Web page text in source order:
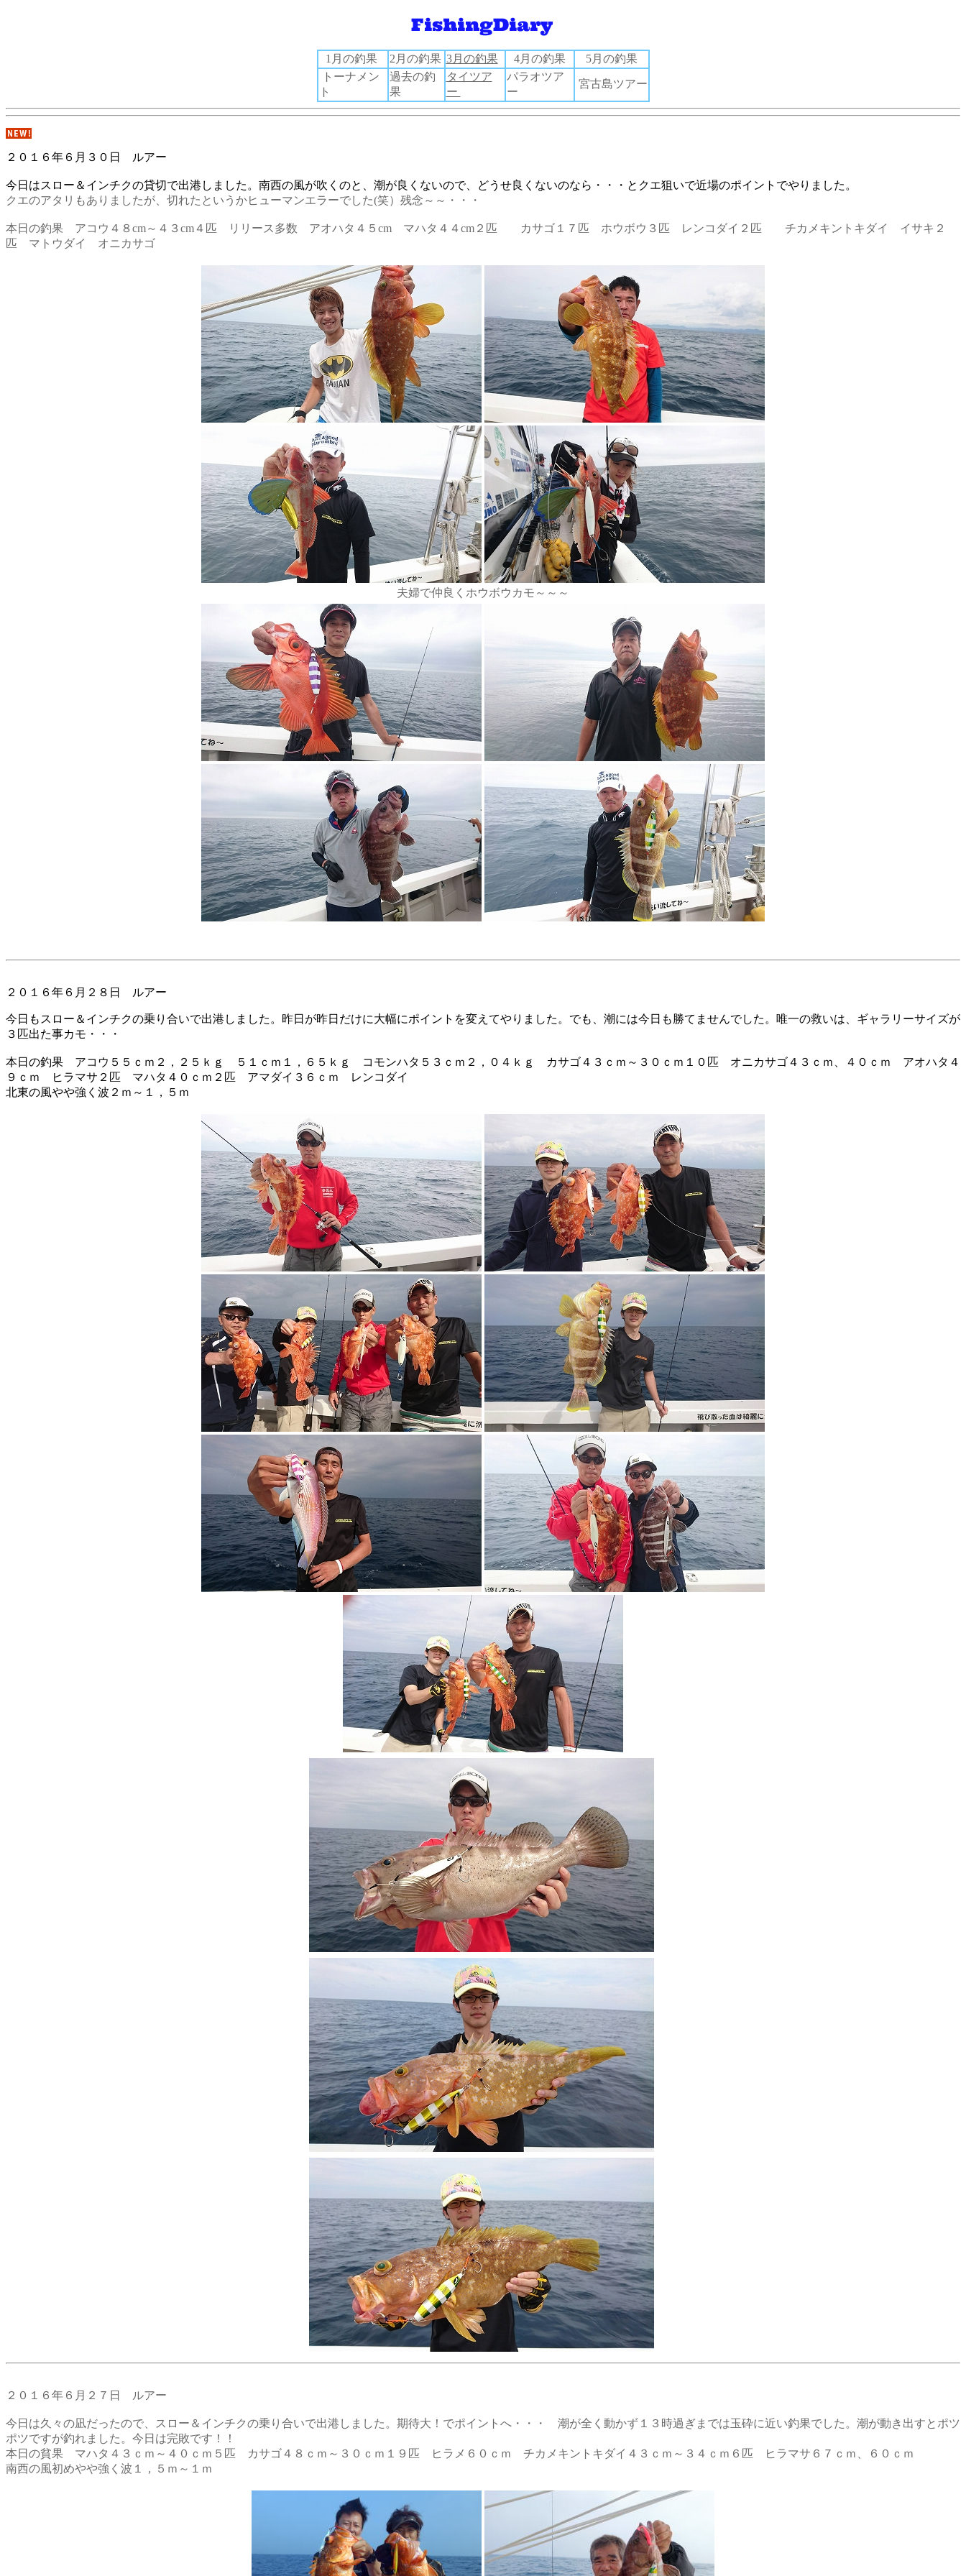
1月の釣果 2月の釣果 3月の釣果 4月の釣果
5月の釣果
トーナメン
ト
過去の釣
果
タイツア
ー
パラオツア
ー
宮古島ツアー
２０１６年６月３０日 ルアー
今日はスロー＆インチクの貸切で出港しました。南西の風が吹くのと、潮が良くないので、どうせ良くないのなら・・・とクエ狙いで近場のポイントでやりました。
クエのアタリもありましたが、切れたというかヒューマンエラーでした(笑）残念～～・・・
本日の釣果 アコウ４８cm～４３cm４匹 リリース多数 アオハタ４５cm マハタ４４cm２匹 カサゴ１７匹 ホウボウ３匹 レンコダイ２匹 チカメキントキダイ イサキ２
匹 マトウダイ オニカサゴ
夫婦で仲良くホウボウカモ～～～
２０１６年６月２８日 ルアー
今日もスロー＆インチクの乗り合いで出港しました。昨日が昨日だけに大幅にポイントを変えてやりました。でも、潮には今日も勝てませんでした。唯一の救いは、ギャラリーサイズが
３匹出た事カモ・・・
本日の釣果 アコウ５５ｃｍ２，２５ｋｇ ５１ｃｍ１，６５ｋｇ コモンハタ５３ｃｍ２，０４ｋｇ カサゴ４３ｃｍ～３０ｃｍ１０匹 オニカサゴ４３ｃｍ、４０ｃｍ アオハタ４
９ｃｍ ヒラマサ２匹 マハタ４０ｃｍ２匹 アマダイ３６ｃｍ レンコダイ
北東の風やや強く波２ｍ～１，５ｍ
２０１６年６月２７日 ルアー
今日は久々の凪だったので、スロー＆インチクの乗り合いで出港しました。期待大！でポイントへ・・・ 潮が全く動かず１３時過ぎまでは玉砕に近い釣果でした。潮が動き出すとポツ
ポツですが釣れました。今日は完敗です！！
本日の貧果 マハタ４３ｃｍ～４０ｃｍ５匹 カサゴ４８ｃｍ～３０ｃｍ１９匹 ヒラメ６０ｃｍ チカメキントキダイ４３ｃｍ～３４ｃｍ６匹 ヒラマサ６７ｃｍ、６０ｃｍ
南西の風初めやや強く波１，５ｍ～１ｍ